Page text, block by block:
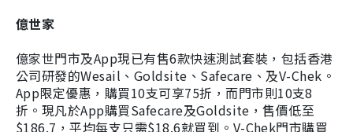
億世家
億家世門市及App現已有售6款快速測試套裝，包括香港
公司研發的Wesail、Goldsite、Safecare、及V-Chek。
App限定優惠，購買10支可享75折，而門市則10支8
折。現凡於App購買Safecare及Goldsite，售價低至
$186.7，平均每支只需$18.6就買到。V-Chek門市購買